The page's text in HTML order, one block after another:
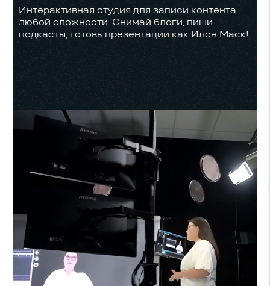
Интерактивная студия для записи контента
любой сложности. Снимай блоги, пиши
подкасты, готовь презентации как Илон Маск!